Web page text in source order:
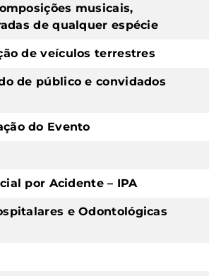
musicais,
de qualquer espécie
de veículos terrestres
de público e convidados
do Evento
por Acidente – IPA
e Odontológicas